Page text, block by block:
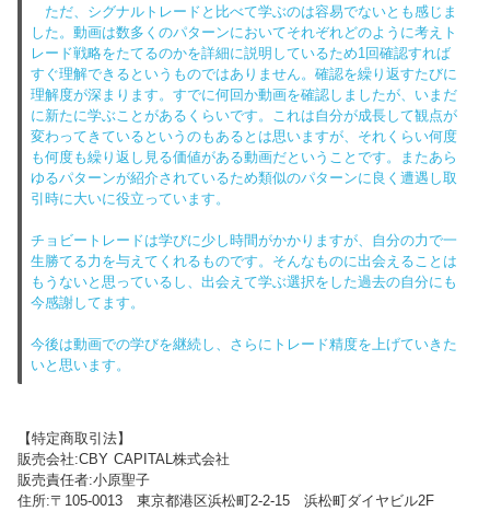
ただ、シグナルトレードと比べて学ぶのは容易でないとも感じま
した。動画は数多くのパターンにおいてそれぞれどのように考えト
レード戦略をたてるのかを詳細に説明しているため1回確認すれば
すぐ理解できるというものではありません。確認を繰り返すたびに
理解度が深まります。すでに何回か動画を確認しましたが、いまだ
に新たに学ぶことがあるくらいです。これは自分が成長して観点が
変わってきているというのもあるとは思いますが、それくらい何度
も何度も繰り返し見る価値がある動画だということです。またあら
ゆるパターンが紹介されているため類似のパターンに良く遭遇し取
引時に大いに役立っています。
チョビートレードは学びに少し時間がかかりますが、自分の力で一
生勝てる力を与えてくれるものです。そんなものに出会えることは
もうないと思っているし、出会えて学ぶ選択をした過去の自分にも
今感謝してます。
今後は動画での学びを継続し、さらにトレード精度を上げていきた
いと思います。
【特定商取引法】
販売会社:CBY CAPITAL株式会社
販売責任者:小原聖子
住所:〒105-0013 東京都港区浜松町2-2-15 浜松町ダイヤビル2F